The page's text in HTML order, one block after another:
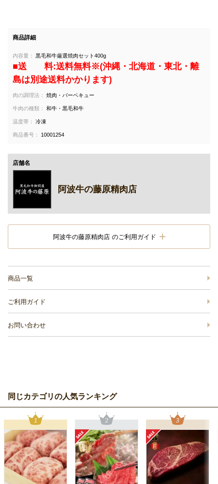
商品詳細
内容量： 黒毛和牛厳選焼肉セット400g
■送 料:送料無料※(沖縄・北海道・東北・離
島は別途送料かかります)
肉の調理法： 焼肉・バーベキュー
牛肉の種類： 和牛・黒毛和牛
温度帯： 冷凍
商品番号： 10001254
店舗名
阿波牛の藤原精肉店
阿波牛の藤原精肉店 のご利用ガイド
商品一覧
ご利用ガイド
お問い合わせ
同じカテゴリの人気ランキング